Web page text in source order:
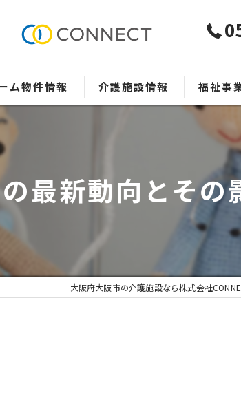
ム物件情報 介護施設情報 福祉事
事業者
最新動向とその
大阪府大阪市の介護施設なら株式会社